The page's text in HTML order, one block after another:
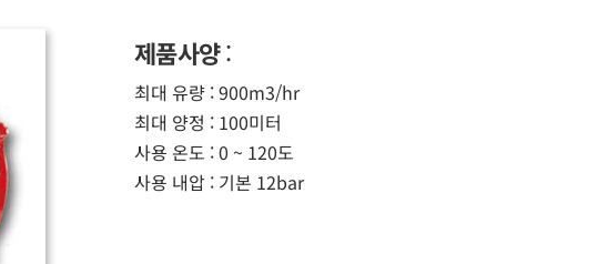
제품사양:
최대 유량 : 900m3/hr
최대 양정 : 100미터
사용 온도 : 0 ~ 120도
사용 내압 : 기본 12bar